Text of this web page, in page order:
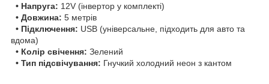
• Напруга: 12V (інвертор у комплекті)
• Довжина: 5 метрів
• Підключення: USB (універсальне, підходить для авто та
вдома)
• Колір свічення: Зелений
• Тип підсвічування: Гнучкий холодний неон з кантом